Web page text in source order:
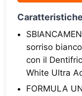
Caratteristiche
sorriso
con il
White Ultra
FORMULA